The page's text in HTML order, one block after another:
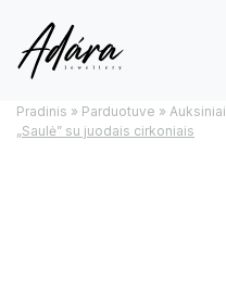
Pradinis » Parduotuve » Auksiniai
„Saulė” su juodais cirkoniais